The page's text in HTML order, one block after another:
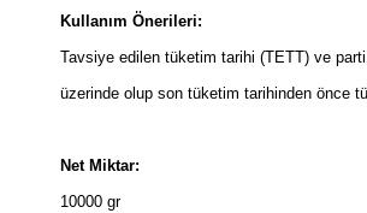
Kullanım Önerileri:
Tavsiye edilen tüketim tarihi (TETT) ve
üzerinde olup son tüketim tarihinden önce
Net Miktar:
10000 gr